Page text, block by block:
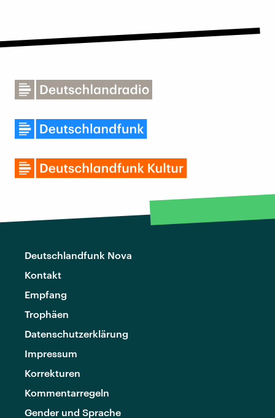
Deutschlandfunk Nova
Kontakt
Empfang
Trophäen
Datenschutzerklärung
Impressum
Korrekturen
Kommentarregeln
Gender und Sprache